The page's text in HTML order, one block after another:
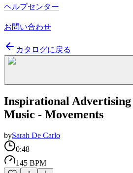
ヘルプセンター
お問い合わせ
カタログに戻る
Inspirational Advertising
Music - Movements
bySarah De Carlo
0:48
145 BPM